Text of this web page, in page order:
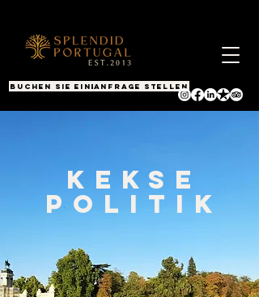
BUCHEN SIE EINEN ANRUFAnfrage stellen
Kekse
POLITIK